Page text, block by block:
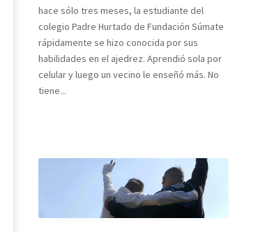
hace sólo tres meses, la estudiante del
colegio Padre Hurtado de Fundación Súmate
rápidamente se hizo conocida por sus
habilidades en el ajedrez. Aprendió sola por
celular y luego un vecino le enseñó más. No
tiene...